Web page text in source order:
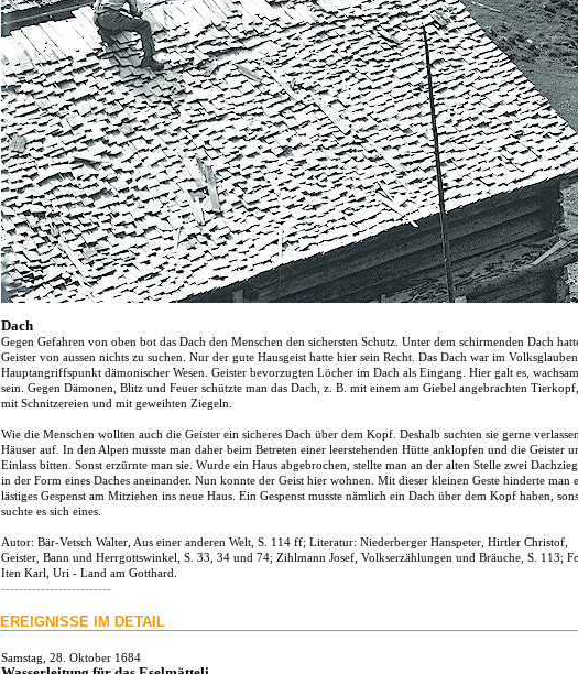
Dach
Gegen Gefahren von oben bot das Dach den Menschen den sichersten Schutz. Unter dem schirmenden Dach
Geister von aussen nichts zu suchen. Nur der gute Hausgeist hatte hier sein Recht. Das Dach war im Volksglauben
Hauptangriffspunkt dämonischer Wesen. Geister bevorzugten Löcher im Dach als Eingang. Hier galt es,
sein. Gegen Dämonen, Blitz und Feuer schützte man das Dach, z. B. mit einem am Giebel angebrachten Tierkopf,
mit Schnitzereien und mit geweihten Ziegeln.
Wie die Menschen wollten auch die Geister ein sicheres Dach über dem Kopf. Deshalb suchten sie gerne
Häuser auf. In den Alpen musste man daher beim Betreten einer leerstehenden Hütte anklopfen und die Geister
Einlass bitten. Sonst erzürnte man sie. Wurde ein Haus abgebrochen, stellte man an der alten Stelle zwei
in der Form eines Daches aneinander. Nun konnte der Geist hier wohnen. Mit dieser kleinen Geste hinderte man
lästiges Gespenst am Mitziehen ins neue Haus. Ein Gespenst musste nämlich ein Dach über dem Kopf haben,
suchte es sich eines.
Autor: Bär-Vetsch Walter, Aus einer anderen Welt, S. 114 ff; Literatur: Niederberger Hanspeter, Hirtler Christof,
Geister, Bann und Herrgottswinkel, S. 33, 34 und 74; Zihlmann Josef, Volkserzählungen und Bräuche, S. 113;
Iten Karl, Uri - Land am Gotthard.
-------------------------
EREIGNISSE IM DETAIL
Samstag, 28. Oktober 1684